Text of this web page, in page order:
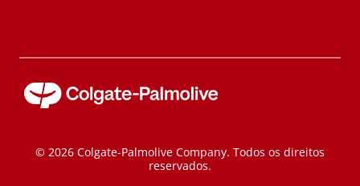
© 2026 Colgate-Palmolive Company. Todos os direitos
reservados.